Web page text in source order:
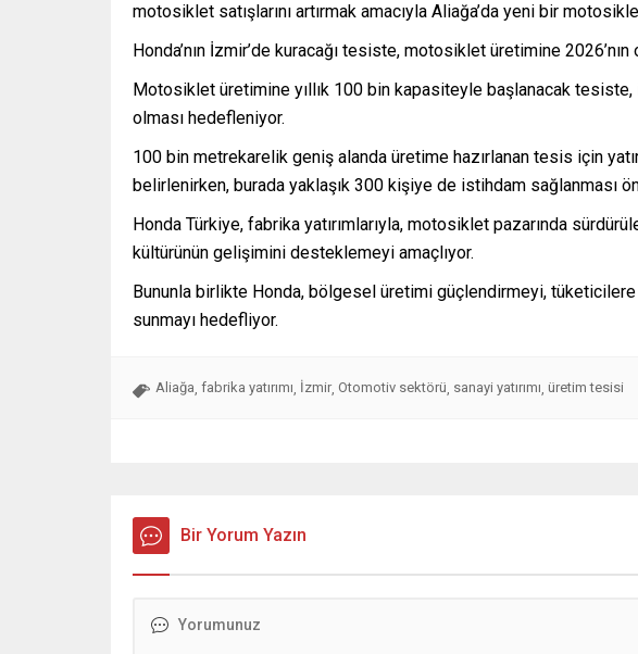
motosiklet satışlarını artırmak amacıyla Aliağa’da yeni bir
Honda’nın İzmir’de kuracağı tesiste, motosiklet üretimine 2026’nın
Motosiklet üretimine yıllık 100 bin kapasiteyle başlanacak
olması hedefleniyor.
100 bin metrekarelik geniş alanda üretime hazırlanan tesis için
belirlenirken, burada yaklaşık 300 kişiye de istihdam sağlanması
Honda Türkiye, fabrika yatırımlarıyla, motosiklet pazarında
kültürünün gelişimini desteklemeyi amaçlıyor.
Bununla birlikte Honda, bölgesel üretimi güçlendirmeyi,
sunmayı hedefliyor.
Aliağa, fabrika yatırımı, İzmir, Otomotiv sektörü, sanayi yatırımı, üretim tesisi
Bir Yorum Yazın